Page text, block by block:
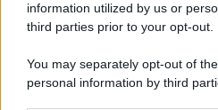
information utilized by us or
third parties prior to your opt-out.
You may separately opt-out of
personal information by third